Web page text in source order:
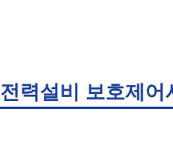
전력설비 보호제어